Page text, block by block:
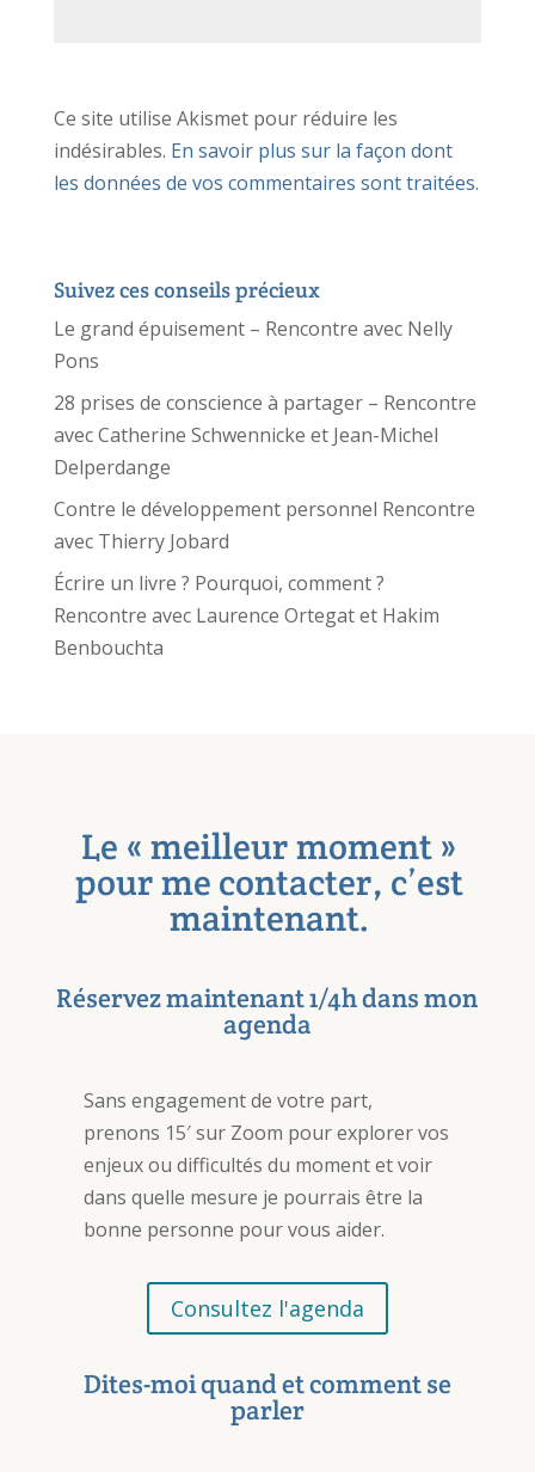
Ce site utilise Akismet pour réduire les
indésirables. En savoir plus sur la façon dont
les données de vos commentaires sont traitées.
Suivez ces conseils précieux
Le grand épuisement – Rencontre avec Nelly
Pons
28 prises de conscience à partager – Rencontre
avec Catherine Schwennicke et Jean-Michel
Delperdange
Contre le développement personnel Rencontre
avec Thierry Jobard
Écrire un livre ? Pourquoi, comment ?
Rencontre avec Laurence Ortegat et Hakim
Benbouchta
Le « meilleur moment »
pour me contacter, c’est
maintenant.
Réservez maintenant 1/4h dans mon
agenda
Sans engagement de votre part,
prenons 15′ sur Zoom pour explorer vos
enjeux ou difficultés du moment et voir
dans quelle mesure je pourrais être la
bonne personne pour vous aider.
Consultez l'agenda
Dites-moi quand et comment se
parler